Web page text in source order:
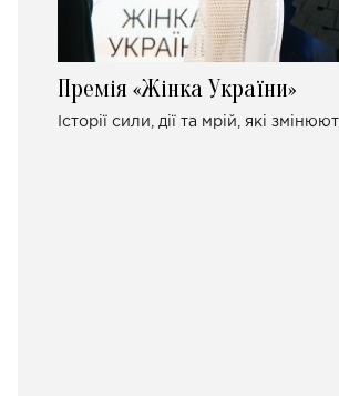
Премія «Жінка України»
Історії сили, дії та мрій, які